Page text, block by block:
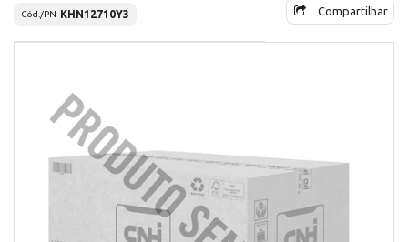
Cód./PN KHN12710Y3 Compartilhar